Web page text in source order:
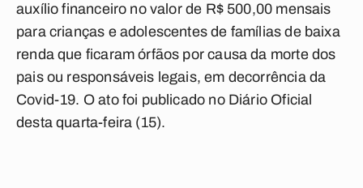
auxílio financeiro no valor de R$ 500,00 mensais
para crianças e adolescentes de famílias de baixa
renda que ficaram órfãos por causa da morte dos
pais ou responsáveis legais, em decorrência da
Covid-19. O ato foi publicado no Diário Oficial
desta quarta-feira (15).